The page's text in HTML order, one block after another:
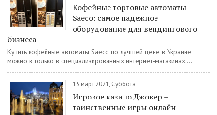
Кофейные торговые автоматы
Saeco: самое надежное
оборудование для вендингового
бизнеса
Купить кофейные автоматы Saeco по лучшей цене в Украине
можно в только в специализированных интернет-магазинах....
13 март 2021, Суббота
Игровое казино Джокер –
таинственные игры онлайн